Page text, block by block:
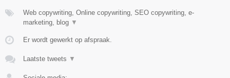
Web copywriting, Online copywriting, SEO copywriting, e-
marketing, blog ▼
Er wordt gewerkt op afspraak.
Laatste tweets ▼